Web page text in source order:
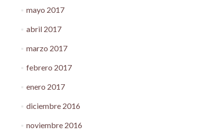
mayo 2017
abril 2017
marzo 2017
febrero 2017
enero 2017
diciembre 2016
noviembre 2016